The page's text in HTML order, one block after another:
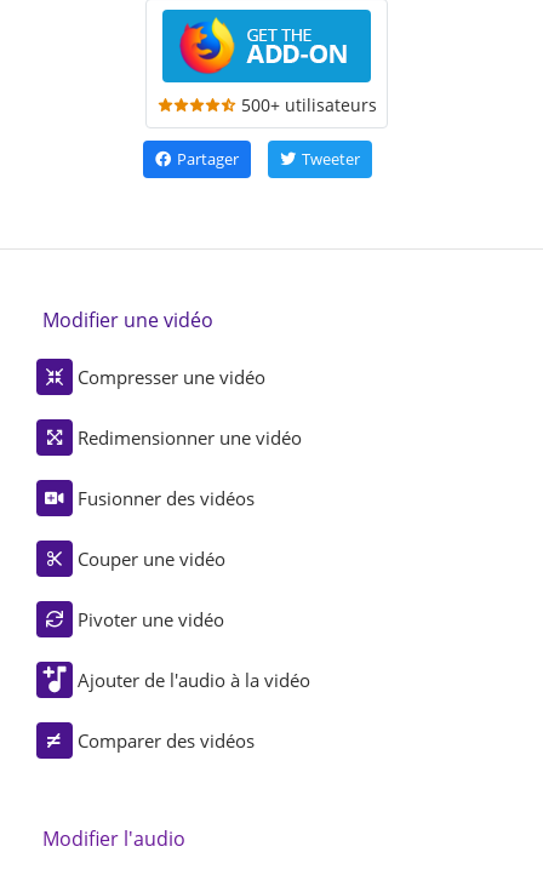
500+ utilisateurs
Partager Tweeter
Modifier une vidéo
Compresser une vidéo
Redimensionner une vidéo
Fusionner des vidéos
Couper une vidéo
Pivoter une vidéo
Ajouter de l'audio à la vidéo
Comparer des vidéos
Modifier l'audio